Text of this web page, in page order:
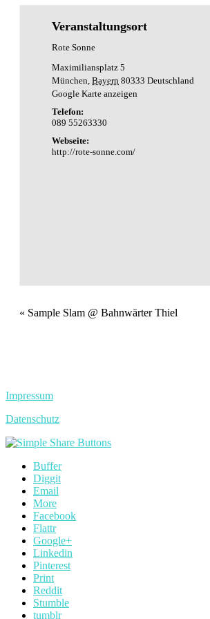
Veranstaltungsort
Rote Sonne
Maximiliansplatz 5
München Bayern 80333 Deutschland
Google Karte anzeigen
Telefon:
089 55263330
Webseite:
http://rote-sonne.com/
Veranstaltung
« Sample Slam @ Bahnwärter Thiel
Impressum
Datenschutz
Buffer
Diggit
Email
More
Facebook
Flattr
Google+
Linkedin
Pinterest
Print
Reddit
Stumble
tumblr